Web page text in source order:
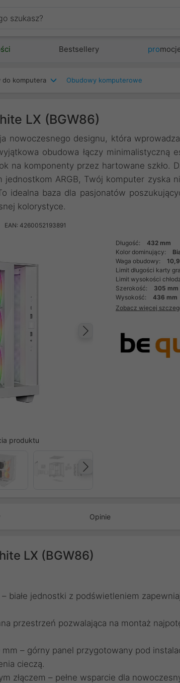
Bestsellery pro
do komputera Obudowy komputerowe
LX (BGW86)
nowoczesnego designu, która
obudowa łączy minimalistyczną
na komponenty przez hartowane szkło.
ARGB, Twój komputer zyska
idealna baza dla pasjonatów
kolorystyce.
EAN: 4260052193891
Następny
produktu
Długość:
432 mm
Kolor dominujący:
Waga obudowy:
Limit długości karty
Limit wysokości
Szerokość:
305 mm
Wysokość:
436 mm
Zobacz więcej
Opinie
LX (BGW86)
białe jednostki z podświetleniem
przestrzeń pozwalająca na montaż
– górny panel przygotowany pod
cieczą.
złączem – pełne wsparcie dla